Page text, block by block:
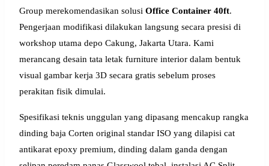
Group merekomendasikan solusi Office Container 40ft.
Pengerjaan modifikasi dilakukan langsung secara presisi di
workshop utama depo Cakung, Jakarta Utara. Kami
merancang desain tata letak furniture interior dalam bentuk
visual gambar kerja 3D secara gratis sebelum proses
perakitan fisik dimulai.
Spesifikasi teknis unggulan yang dipasang mencakup rangka
dinding baja Corten original standar ISO yang dilapisi cat
antikarat epoxy premium, dinding dalam ganda dengan